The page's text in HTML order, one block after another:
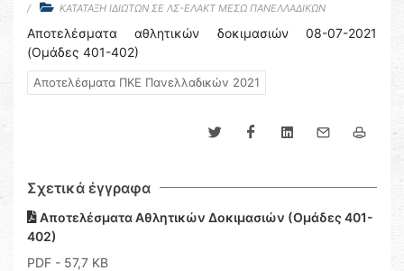
ΚΑΤΑΤΑΞΗ ΙΔΙΩΤΩΝ ΣΕ ΛΣ-ΕΛΑΚΤ ΜΕΣΩ ΠΑΝΕΛΛΑΔΙΚΩΝ
Αποτελέσματα αθλητικών δοκιμασιών 08-07-2021
(Ομάδες 401-402)
Αποτελέσματα ΠΚΕ Πανελλαδικών 2021
Σχετικά έγγραφα
Αποτελέσματα Αθλητικών Δοκιμασιών (Ομάδες 401-
402)
PDF - 57,7 KB